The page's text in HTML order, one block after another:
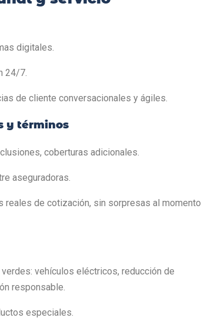
digitales.
24/7.
de cliente conversacionales y ágiles.
y términos
coberturas adicionales.
aseguradoras.
reales de cotización, sin sorpresas al momento
vehículos eléctricos, reducción de
responsable.
especiales.